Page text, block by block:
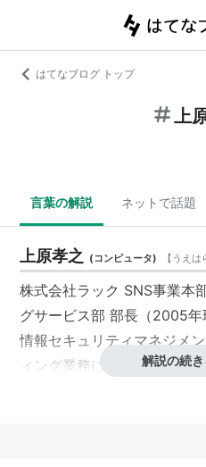
はてなブログ トップ
上
言葉の解説 ネットで話題
上原孝之 (コンピュータ) 【 うえは
株式会社ラック SNS事業本
グサービス部 部長（2005年
情報セキュリティマネジメ
ィング業務に従事し、セキ
解説の続